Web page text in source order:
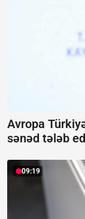
Avropa
sənəd tələb
09:19